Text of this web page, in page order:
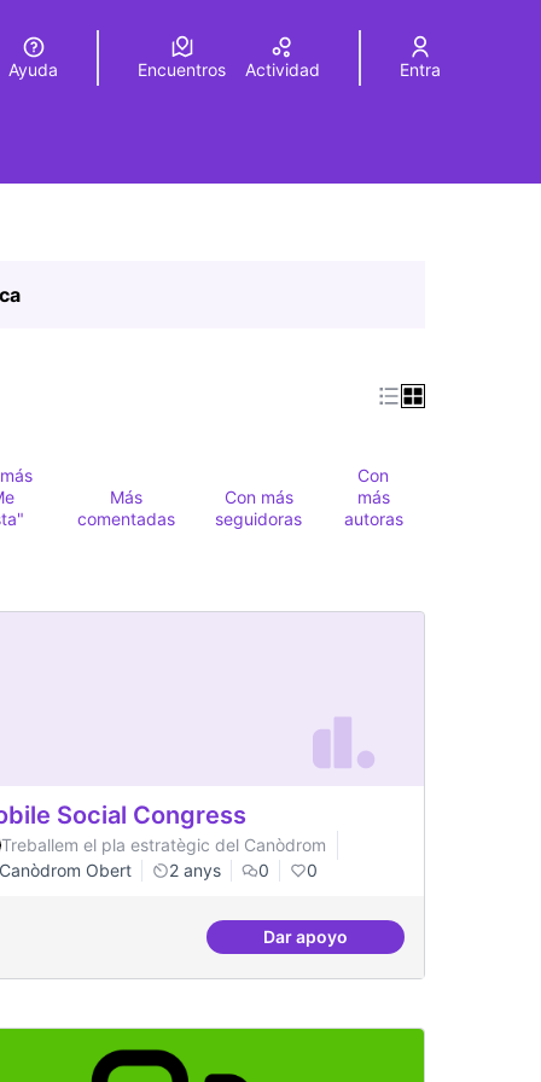
Elegir el idioma Choose language
Ayuda Encuentros Actividad Entra
Más
comentadas
Con más
seguidoras
Con
más
autoras
Social Congress
Treballem el pla estratègic del Canòdrom
Canòdrom Obert
2 anys 0 0
Dar apoyoMobile Social Congress